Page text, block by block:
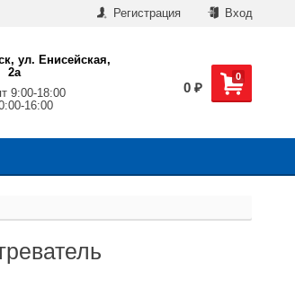
Регистрация Вход
ул. Енисейская,
2а
9:00-18:00
16:00
0
0 ₽